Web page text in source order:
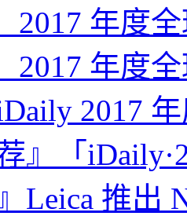
2017 年度
2017 年度
2017
』「
Leica 推出